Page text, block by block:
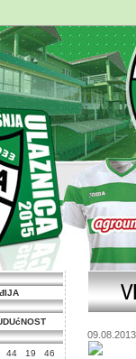
44 19
46
09.08.2013